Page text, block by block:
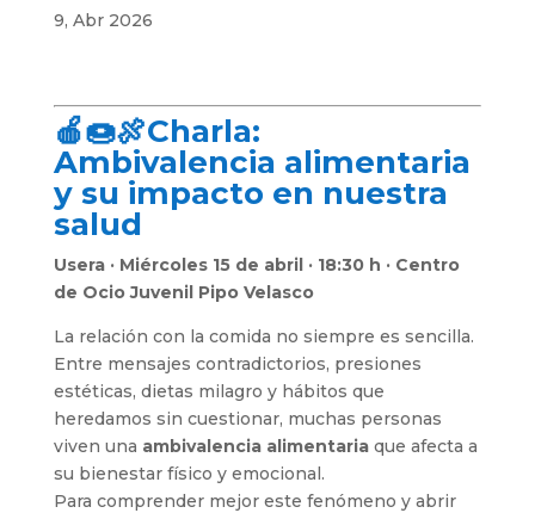
9, Abr 2026
🍎🍩🍖Charla:
Ambivalencia alimentaria
y su impacto en nuestra
salud
Usera · Miércoles 15 de abril · 18:30 h · Centro
de Ocio Juvenil Pipo Velasco
La relación con la comida no siempre es sencilla.
Entre mensajes contradictorios, presiones
estéticas, dietas milagro y hábitos que
heredamos sin cuestionar, muchas personas
viven una ambivalencia alimentariaque afecta a
su bienestar físico y emocional.
Para comprender mejor este fenómeno y abrir